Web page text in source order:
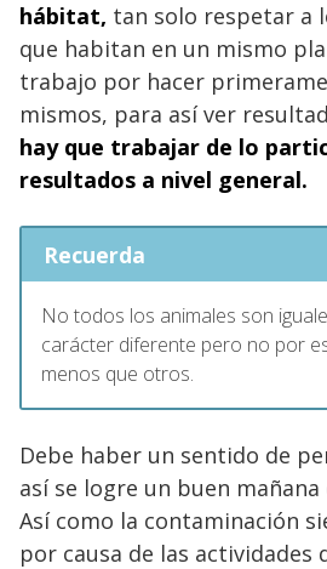
hábitat, tan solo respetar a
que habitan en un mismo
trabajo por hacer
mismos, para así ver
hay que trabajar de lo
resultados a nivel general.
Recuerda
No todos los animales son
carácter diferente pero no por
menos que otros.
Debe haber un sentido de
así se logre un buen
Así como la contaminación
por causa de las actividades